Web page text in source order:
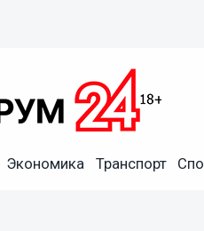
Экономика Транспорт